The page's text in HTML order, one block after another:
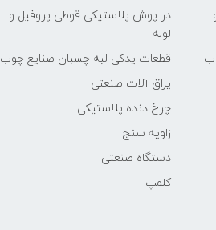
در پوش پلاستیکی قوطی پروفیل و
لوله
قطعات یدکی لبه چسبان صنایع چوب
یراق آلات صنعتی
چرخ دنده پلاستیکی
زاویه سنج
دستگاه صنعتی
کلمپ